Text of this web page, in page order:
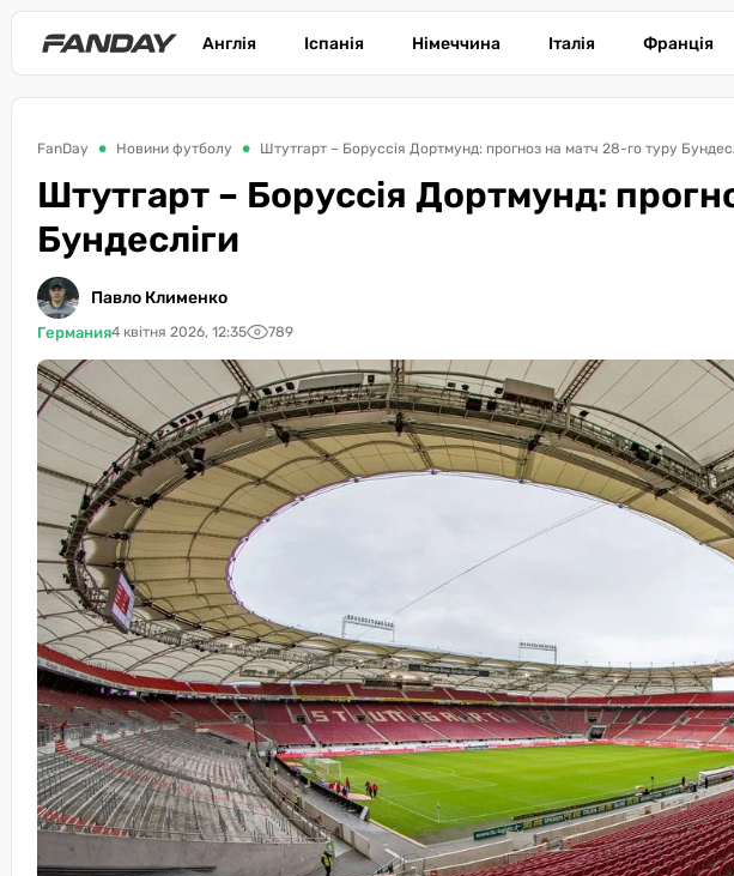
Англія Іспанія Німеччина Італія Франція
FanDay Новини футболу Штутгарт – Боруссія Дортмунд: прогноз на матч 28-го туру
Штутгарт – Боруссія Дортмунд:
Бундесліги
Павло Клименко
Германия4 квітня 2026, 12:35 789